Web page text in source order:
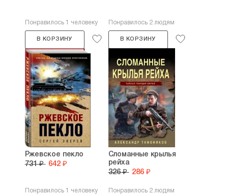
Понравилось 1 человеку
В КОРЗИНУ
Понравилось 2 людям
В КОРЗИНУ
Ржевское пекло
731 ₽ 642 ₽
Понравилось 1 человеку
Сломанные крылья
рейха
326 ₽ 286 ₽
Понравилось 2 людям